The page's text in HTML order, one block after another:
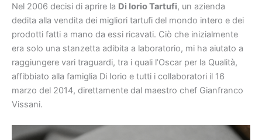
Nel 2006 decisi di aprire la Di Iorio Tartufi, un azienda
dedita alla vendita dei migliori tartufi del mondo intero e dei
prodotti fatti a mano da essi ricavati. Ciò che inizialmente
era solo una stanzetta adibita a laboratorio, mi ha aiutato a
raggiungere vari traguardi, tra i quali l’Oscar per la Qualità,
affibbiato alla famiglia Di Iorio e tutti i collaboratori il 16
marzo del 2014, direttamente dal maestro chef Gianfranco
Vissani.